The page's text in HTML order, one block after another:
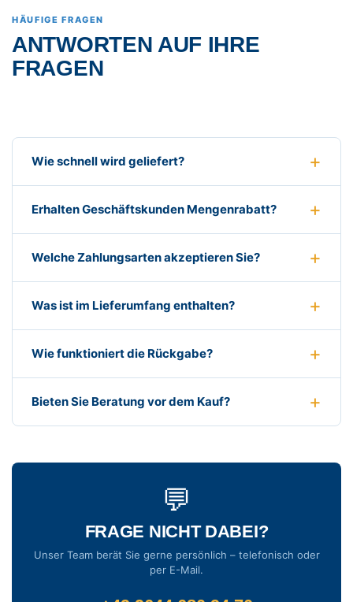
HÄUFIGE FRAGEN
ANTWORTEN AUF IHRE
FRAGEN
Wie schnell wird geliefert?
Erhalten Geschäftskunden Mengenrabatt?
Welche Zahlungsarten akzeptieren Sie?
Was ist im Lieferumfang enthalten?
Wie funktioniert die Rückgabe?
Bieten Sie Beratung vor dem Kauf?
💬
FRAGE NICHT DABEI?
Unser Team berät Sie gerne persönlich – telefonisch oder
per E-Mail.